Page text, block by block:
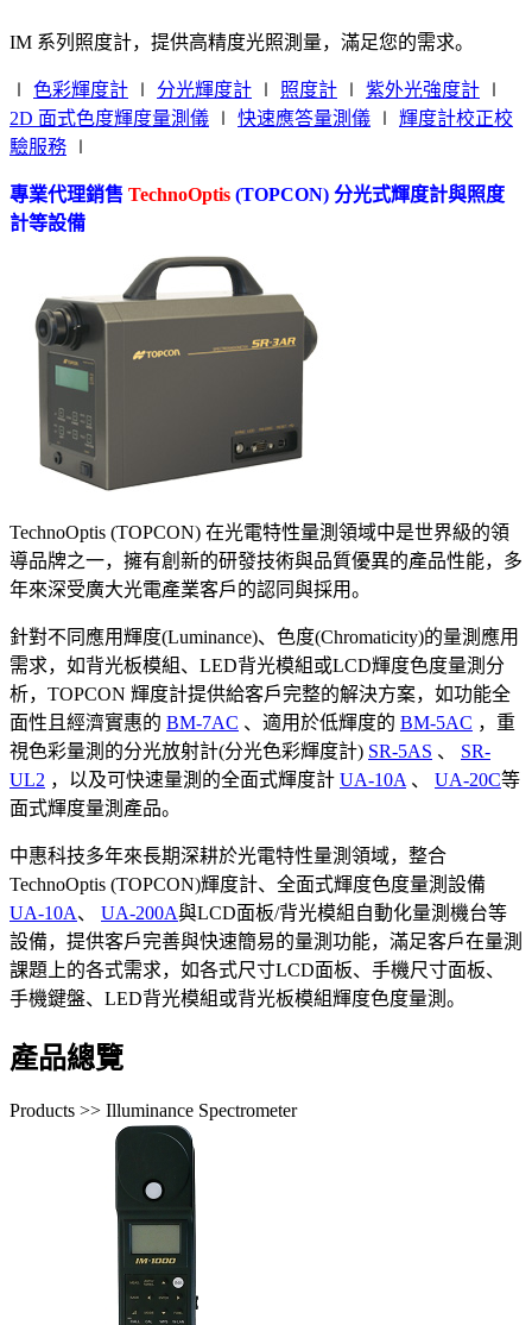
IM 系列照度計，提供高精度光照測量，滿足您的需求。
∣ 色彩輝度計 ∣ 分光輝度計 ∣ 照度計 ∣ 紫外光強度計 ∣
2D 面式色度輝度量測儀 ∣ 快速應答量測儀 ∣ 輝度計校正校
驗服務 ∣
專業代理銷售 TechnoOptis (TOPCON) 分光式輝度計與照度
計等設備
TechnoOptis (TOPCON) 在光電特性量測領域中是世界級的領
導品牌之一，擁有創新的研發技術與品質優異的產品性能，多
年來深受廣大光電產業客戶的認同與採用。
針對不同應用輝度(Luminance)、色度(Chromaticity)的量測應用
需求，如背光板模組、LED背光模組或LCD輝度色度量測分
析，TOPCON 輝度計提供給客戶完整的解決方案，如功能全
面性且經濟實惠的 BM-7AC 、適用於低輝度的 BM-5AC ，重
視色彩量測的分光放射計(分光色彩輝度計) SR-5AS 、 SR-
UL2 ，以及可快速量測的全面式輝度計 UA-10A 、 UA-20C等
面式輝度量測產品。
中惠科技多年來長期深耕於光電特性量測領域，整合
TechnoOptis (TOPCON)輝度計、全面式輝度色度量測設備
UA-10A、 UA-200A與LCD面板/背光模組自動化量測機台等
設備，提供客戶完善與快速簡易的量測功能，滿足客戶在量測
課題上的各式需求，如各式尺寸LCD面板、手機尺寸面板、
手機鍵盤、LED背光模組或背光板模組輝度色度量測。
產品總覽
Products >> Illuminance Spectrometer